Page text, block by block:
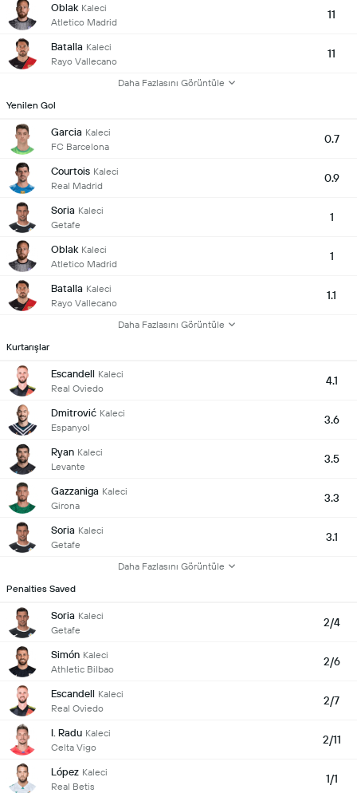
Oblak Kaleci
Atletico Madrid
11
Batalla Kaleci
Rayo Vallecano
11
Daha Fazlasını Görüntüle
Yenilen Gol
Garcia Kaleci
FC Barcelona
0.7
Courtois Kaleci
Real Madrid
0.9
Soria Kaleci
Getafe
1
Oblak Kaleci
Atletico Madrid
1
Batalla Kaleci
Rayo Vallecano
1.1
Daha Fazlasını Görüntüle
Kurtarışlar
Escandell Kaleci
Real Oviedo
4.1
Dmitrović Kaleci
Espanyol
3.6
Ryan Kaleci
Levante
3.5
Gazzaniga Kaleci
Girona
3.3
Soria Kaleci
Getafe
3.1
Daha Fazlasını Görüntüle
Penalties Saved
Soria Kaleci
Getafe
2/4
Simón Kaleci
Athletic Bilbao
2/6
Escandell Kaleci
Real Oviedo
2/7
I. Radu Kaleci
Celta Vigo
2/11
López Kaleci
Real Betis
1/1